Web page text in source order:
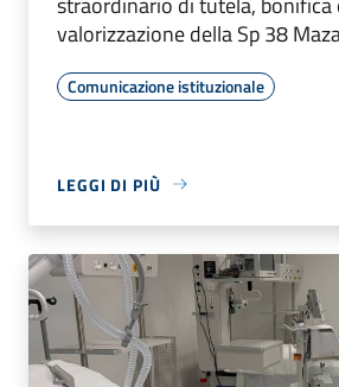
valorizzazione della Sp 38
Comunicazione istituzionale
LEGGI DI PIÙ